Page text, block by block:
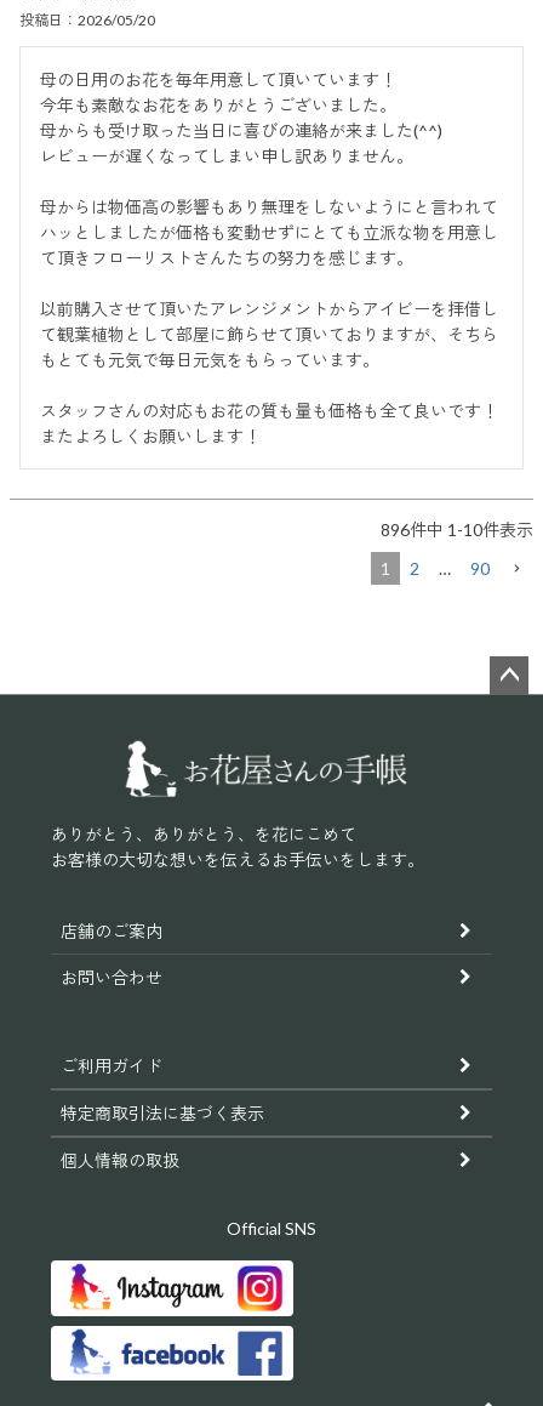
投稿日
2026/05/20
母の日用のお花を毎年用意して頂いています！
今年も素敵なお花をありがとうございました。
母からも受け取った当日に喜びの連絡が来ました(^^)
レビューが遅くなってしまい申し訳ありません。
母からは物価高の影響もあり無理をしないようにと言われて
ハッとしましたが価格も変動せずにとても立派な物を用意し
て頂きフローリストさんたちの努力を感じます。
以前購入させて頂いたアレンジメントからアイビーを拝借し
て観葉植物として部屋に飾らせて頂いておりますが、そちら
もとても元気で毎日元気をもらっています。
スタッフさんの対応もお花の質も量も価格も全て良いです！
またよろしくお願いします！
896件中 1 -10件表示
1
2 … 90
ありがとう、ありがとう、を花にこめて
お客様の大切な想いを伝えるお手伝いをします。
店舗のご案内
お問い合わせ
ご利用ガイド
特定商取引法に基づく表示
個人情報の取扱
Official SNS